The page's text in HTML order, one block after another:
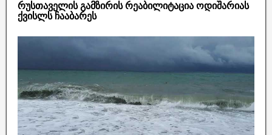
რუსთაველის გამზირის რეაბილიტაცია ოდიშარიას
ქვისლს ჩააბარეს